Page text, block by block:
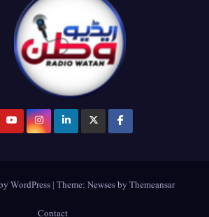
WordPress |Theme:NewsesbyThemeansar
Contact